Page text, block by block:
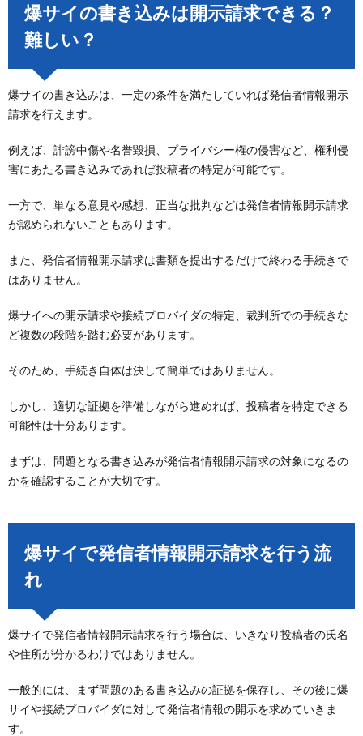
爆サイの書き込みは開示請求できる？
難しい？
爆サイの書き込みは、一定の条件を満たしていれば発信者情報開示
請求を行えます。
例えば、誹謗中傷や名誉毀損、プライバシー権の侵害など、権利侵
害にあたる書き込みであれば投稿者の特定が可能です。
一方で、単なる意見や感想、正当な批判などは発信者情報開示請求
が認められないこともあります。
また、発信者情報開示請求は書類を提出するだけで終わる手続きで
はありません。
爆サイへの開示請求や接続プロバイダの特定、裁判所での手続きな
ど複数の段階を踏む必要があります。
そのため、手続き自体は決して簡単ではありません。
しかし、適切な証拠を準備しながら進めれば、投稿者を特定できる
可能性は十分あります。
まずは、問題となる書き込みが発信者情報開示請求の対象になるの
かを確認することが大切です。
爆サイで発信者情報開示請求を行う流
れ
爆サイで発信者情報開示請求を行う場合は、いきなり投稿者の氏名
や住所が分かるわけではありません。
一般的には、まず問題のある書き込みの証拠を保存し、その後に爆
サイや接続プロバイダに対して発信者情報の開示を求めていきま
す。